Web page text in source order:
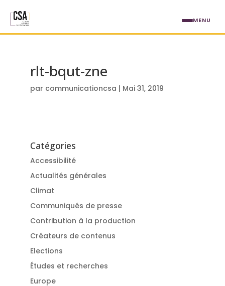
rlt-bqut-zne
par communicationcsa | Mai 31, 2019
Catégories
Accessibilité
Actualités générales
Climat
Communiqués de presse
Contribution à la production
Créateurs de contenus
Elections
Études et recherches
Europe
MENU